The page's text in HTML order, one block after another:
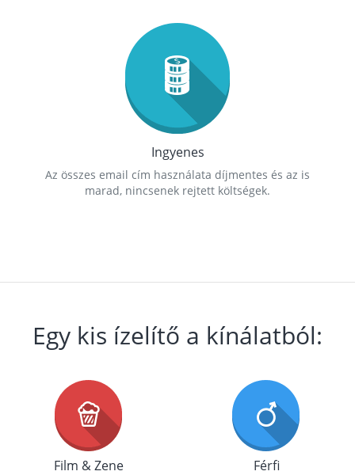
Ingyenes
Az összes email cím használata díjmentes és az is
marad, nincsenek rejtett költségek.
Egy kis ízelítő a kínálatból:
Film & Zene Férfi